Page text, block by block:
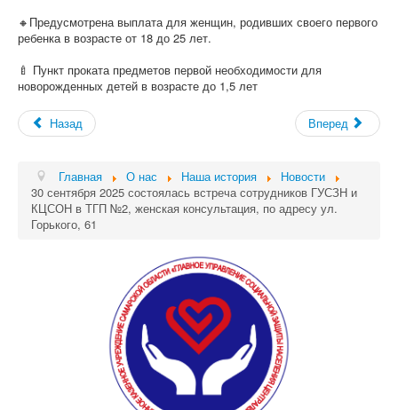
🔸Предусмотрена выплата для женщин, родивших своего первого
ребенка в возрасте от 18 до 25 лет.
🍼 Пункт проката предметов первой необходимости для
новорожденных детей в возрасте до 1,5 лет
Назад Вперед
Главная О нас Наша история
Новости
30 сентября 2025 состоялась встреча сотрудников ГУСЗН и
КЦСОН в ТГП №2, женская консультация, по адресу ул.
Горького, 61